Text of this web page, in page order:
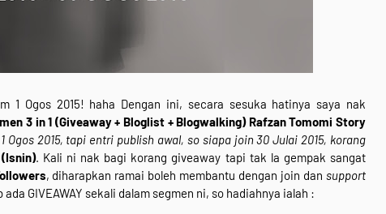
1 Ogos 2015! haha Dengan ini, secara sesuka hatinya saya nak
3 in 1 (Giveaway + Bloglist + Blogwalking) Rafzan Tomomi Story
Ogos 2015, tapi entri publish awal, so siapa join 30 Julai 2015, korang
(Isnin). Kali ni nak bagi korang giveaway tapi tak la gempak sangat
, diharapkan ramai boleh membantu dengan join dansupport
GIVEAWAY sekali dalam segmen ni, so hadiahnya ialah :